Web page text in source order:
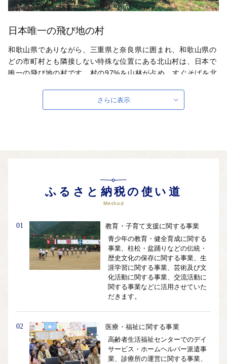
日本唯一の飛び地の村
和歌山県でありながら、三重県と奈良県に囲まれ、和歌山県の
どの市町村とも隣接しない特殊な位置にある北山村は、日本で
唯一の飛び地の村です。村の97%を山林が占め、すぐそばを北
す。日本で唯一の「観光いかだ下り」は北山村の夏の風物詩
に。世界で唯一北山村だけに自生していた幻の柑橘「じゃば
外部サイトへ遷移します。
さらに表示
ふるさと納税の使い道
Method
01
教育・子育て支援に関する事業
青少年の教育・健全育成に関する
事業、柱松・盆踊りなどの伝統・
歴史文化の保存に関する事業、生
涯学習に関する事業、芸術及び文
化活動に関する事業、交流活動に
関する事業などに活用させていた
だきます。
02
医療・福祉に関する事業
高齢者生活福祉センターでのデイ
サービス・ホームヘルパー派遣事
業、診療所の運営に関する事業、